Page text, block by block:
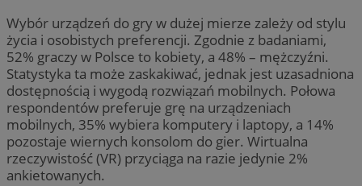
Wybór urządzeń do gry w dużej mierze zależy od stylu
życia i osobistych preferencji. Zgodnie z badaniami,
52% graczy w Polsce to kobiety, a 48% – mężczyźni.
Statystyka ta może zaskakiwać, jednak jest uzasadniona
dostępnością i wygodą rozwiązań mobilnych. Połowa
respondentów preferuje grę na urządzeniach
mobilnych, 35% wybiera komputery i laptopy, a 14%
pozostaje wiernych konsolom do gier. Wirtualna
rzeczywistość (VR) przyciąga na razie jedynie 2%
ankietowanych.